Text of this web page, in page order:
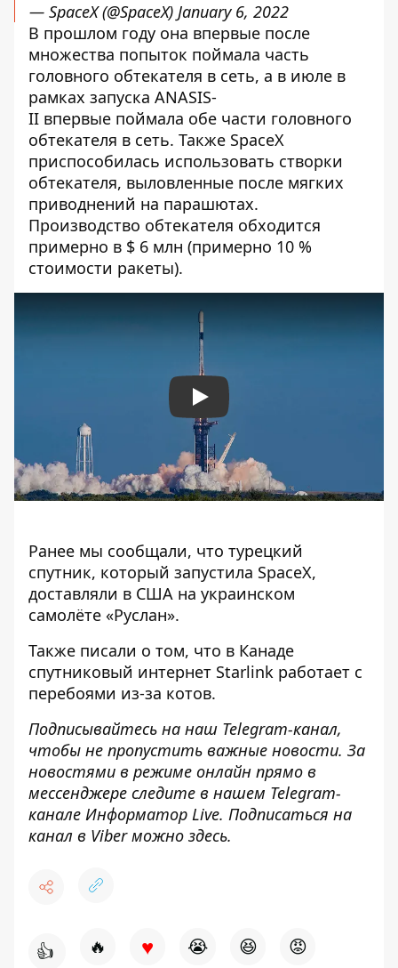
— SpaceX (@SpaceX) January 6, 2022
В прошлом году она впервые после
множества попыток поймала часть
головного обтекателя в сеть, а в июле в
рамках запуска ANASIS-
II впервые поймала обе части головного
обтекателя в сеть. Также SpaceX
приспособилась использовать створки
обтекателя, выловленные после мягких
приводнений на парашютах.
Производство обтекателя обходится
примерно в $ 6 млн (примерно 10 %
стоимости ракеты).
Play
Ранее мы сообщали, что турецкий
спутник, который запустила SpaceX,
доставляли в США на украинском
самолёте «Руслан».
Также писали о том, что в Канаде
спутниковый интернет Starlink работает с
перебоями из-за котов.
Подписывайтесь на наш Telegram-канал,
чтобы не пропустить важные новости. За
новостями в режиме онлайн прямо в
мессенджере следите в нашем Telegram-
канале Информатор Live. Подписаться на
канал в Viber можно здесь.
👍 🔥 ♥ 😭 😆 😡